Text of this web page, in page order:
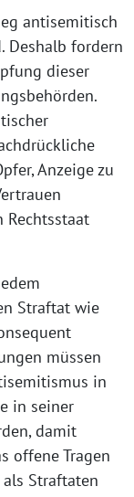
antisemitisch
Deshalb fordern
dieser
Anzeige zu
Rechtsstaat
Straftat wie
müssen
in
in seiner
damit
offene Tragen
Straftaten